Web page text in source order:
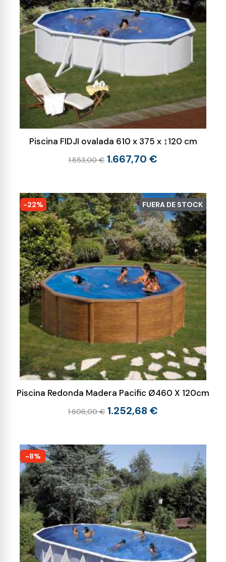
Piscina FIDJI ovalada 610 x 375 x ↕120 cm
1.853,00 € 1.667,70 €
-22% FUERA DE STOCK
Piscina Redonda Madera Pacific Ø460 X 120cm
1.606,00 € 1.252,68 €
-8%